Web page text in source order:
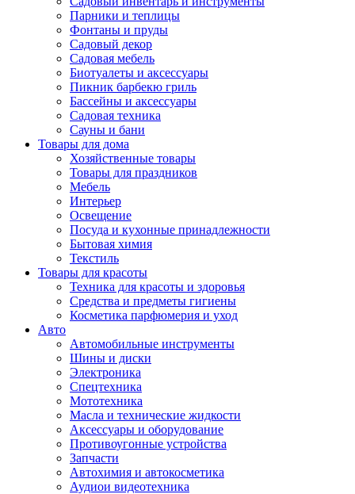
Парники и теплицы
Фонтаны и пруды
Садовый декор
Садовая мебель
Биотуалеты и аксессуары
Пикник барбекю гриль
Бассейны и аксессуары
Садовая техника
Сауны и бани
Товары для дома
Хозяйственные товары
Товары для праздников
Мебель
Интерьер
Освещение
Посуда и кухонные принадлежности
Бытовая химия
Текстиль
Товары для красоты
Техника для красоты и здоровья
Средства и предметы гигиены
Косметика парфюмерия и уход
Авто
Автомобильные инструменты
Шины и диски
Электроника
Спецтехника
Мототехника
Масла и технические жидкости
Аксессуары и оборудование
Противоугонные устройства
Запчасти
Автохимия и автокосметика
Аудиои видеотехника